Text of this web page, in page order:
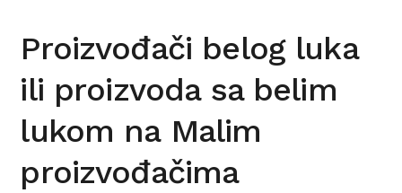
Proizvođači belog luka
ili proizvoda sa belim
lukom na Malim
proizvođačima